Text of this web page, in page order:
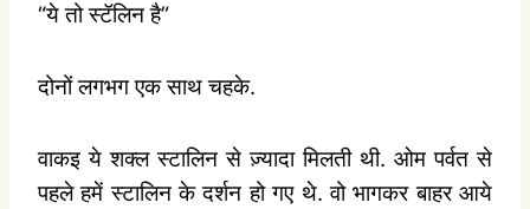
“ये तो स्टॅलिन है”
दोनों लगभग एक साथ चहके.
वाकइ ये शक्ल स्टालिन से ज़्यादा मिलती थी. ओम पर्वत से
पहले हमें स्टालिन के दर्शन हो गए थे. वो भागकर बाहर आये